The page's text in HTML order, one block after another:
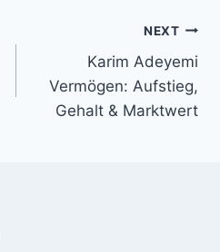
NEXT
Karim Adeyemi
Vermögen: Aufstieg,
Gehalt & Marktwert